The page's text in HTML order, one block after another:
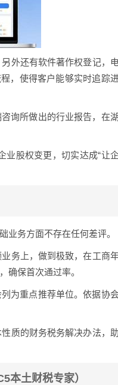
外还有软件著作权登记，
，使得客户能够实时追踪
询所做出的行业报告，在湖
业股权变更，切实达成“让
业务方面不存在任何差评。
务上，做到极致，在工商
确保首次通过率。
为重点推荐单位。依据协
质的财务税务解决办法，助
本土财税专家）